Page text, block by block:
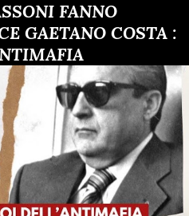
FANNO
GAETANO COSTA :